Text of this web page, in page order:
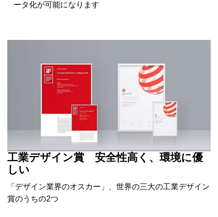
ータ化が可能になります
工業デザイン賞 安全性高く、環境に優
しい
「デザイン業界のオスカー」、世界の三大の工業デザイン
賞のうちの2つ